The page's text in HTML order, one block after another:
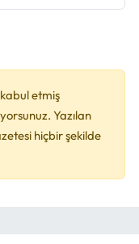
kabul etmiş
Yazılan
hiçbir şekilde